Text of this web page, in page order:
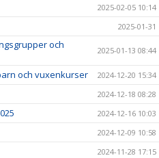
2025-02-05 10:14
2025-01-31
och
2025-01-13 08:44
och vuxenkurser 2024-12-20 15:34
2024-12-18 08:28
2024-12-16 10:03
2024-12-09 10:58
2024-11-28 17:15